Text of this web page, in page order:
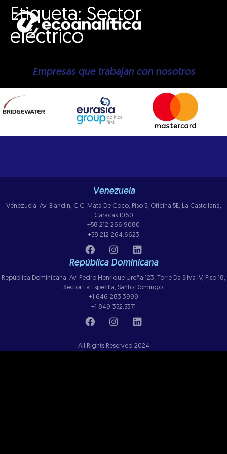
Etiqueta: Sector
eléctrico
Empresas que trabajan con nosotros
Venezuela
Venezuela: Av. Blandin, C.C. Mata De Coco, Piso 5, Oficina 5E, La Castellana,
Caracas 1060
+58 212-266.9080
+58 212-264.6623
República Dominicana
República Dominicana: Av. Pedro Henrique Ureña 123. Torre Da Silva IV, Piso 18,
Sector La Esperilla, Santo Domingo.
+1 646-283.3999
+1 849-352.5371
All Rights Reserved 2024